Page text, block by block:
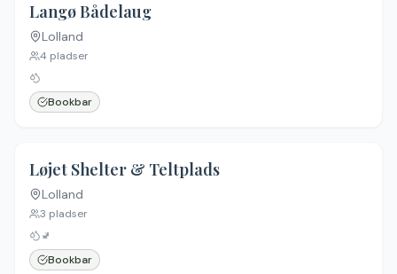
Langø Bådelaug
Lolland
4 pladser
Bookbar
Løjet Shelter & Teltplads
Lolland
3 pladser
🚽
Bookbar